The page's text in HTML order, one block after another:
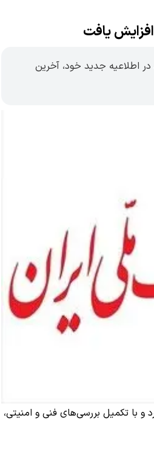
یافت
اطلاعیه جدید خود، آخرین
و با تکمیل بررسی‌های فنی و امنیتی،